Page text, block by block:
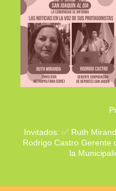
Invitados: ✅ Ruth
Rodrigo Castro Gerente
la